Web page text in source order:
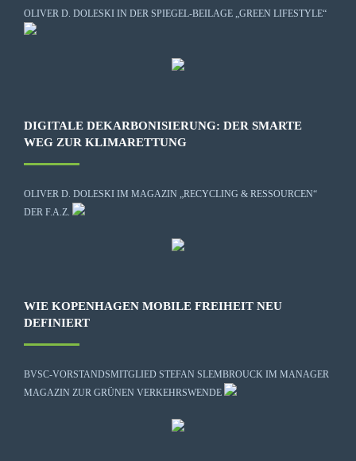
OLIVER D. DOLESKI IN DER SPIEGEL-BEILAGE „GREEN LIFESTYLE“
DIGITALE DEKARBONISIERUNG: DER SMARTE
WEG ZUR KLIMARETTUNG
OLIVER D. DOLESKI IM MAGAZIN „RECYCLING & RESSOURCEN“
DER F.A.Z.
WIE KOPENHAGEN MOBILE FREIHEIT NEU
DEFINIERT
BVSC-VORSTANDSMITGLIED STEFAN SLEMBROUCK IM MANAGER
MAGAZIN ZUR GRÜNEN VERKEHRSWENDE